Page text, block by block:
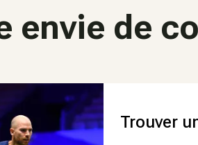
envie de
Trouver